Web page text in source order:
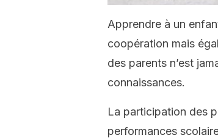
Apprendre à un
coopération mais
des parents n’est
connaissances.
La participation des
performances